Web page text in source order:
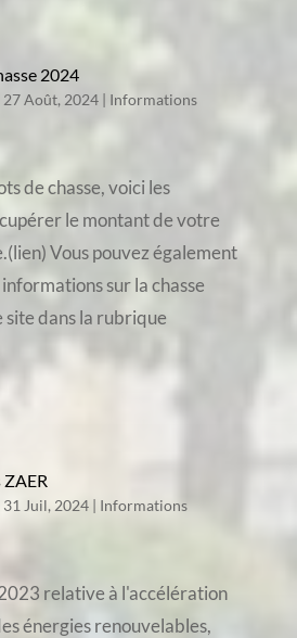
2024
27 Août, 2024| Informations
de chasse, voici les
le montant de votre
Vous pouvez également
sur la chasse
dans la rubrique
31 Juil, 2024| Informations
relative à l'accélération
énergies renouvelables,